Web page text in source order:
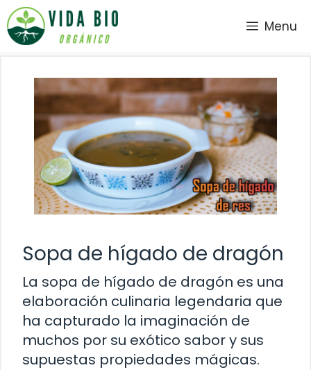
Saltar
al
contenido
Menu
Sopa de hígado de dragón
La sopa de hígado de dragón es una
elaboración culinaria legendaria que
ha capturado la imaginación de
muchos por su exótico sabor y sus
supuestas propiedades mágicas.